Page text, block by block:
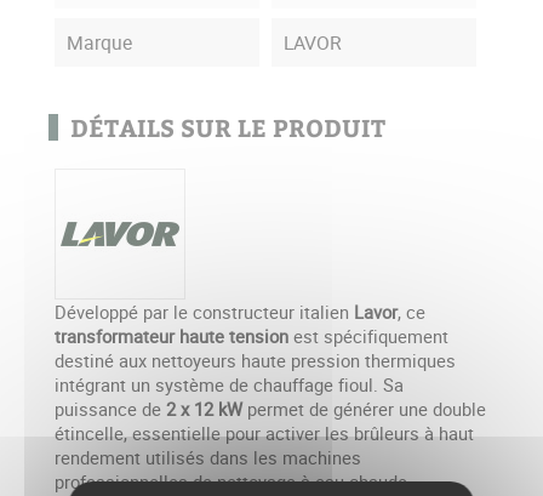
Marque LAVOR
DÉTAILS SUR LE PRODUIT
Développé par le constructeur italien Lavor, ce
transformateur haute tension est spécifiquement
destiné aux nettoyeurs haute pression thermiques
intégrant un système de chauffage fioul. Sa
puissance de 2 x 12 kWpermet de générer une double
étincelle, essentielle pour activer les brûleurs à haut
rendement utilisés dans les machines
professionnelles de nettoyage à eau chaude.